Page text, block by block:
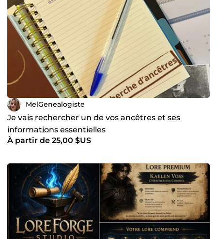
MelGenealogiste
Je vais rechercher un de vos ancêtres et ses
informations essentielles
À partir de 25,00 $US